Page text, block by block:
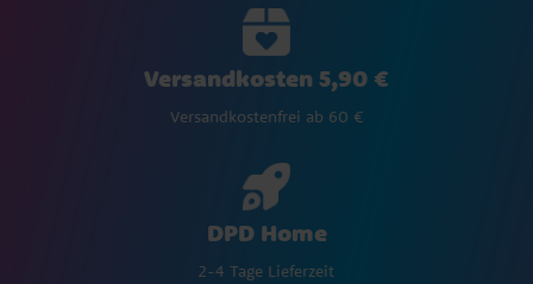
Versandkosten 5,90 €
Versandkostenfrei ab 60 €
DPD Home
2-4 Tage Lieferzeit